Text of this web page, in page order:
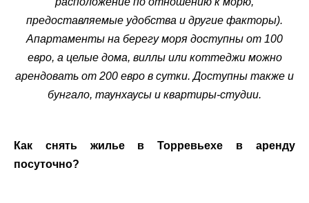
предоставляемые удобства и другие факторы).
Апартаменты на берегу моря доступны от 100
евро, а целые дома, виллы или коттеджи можно
арендовать от 200 евро в сутки. Доступны также и
бунгало, таунхаусы и квартиры-студии.
Как снять жилье в Торревьехе в аренду
посуточно?